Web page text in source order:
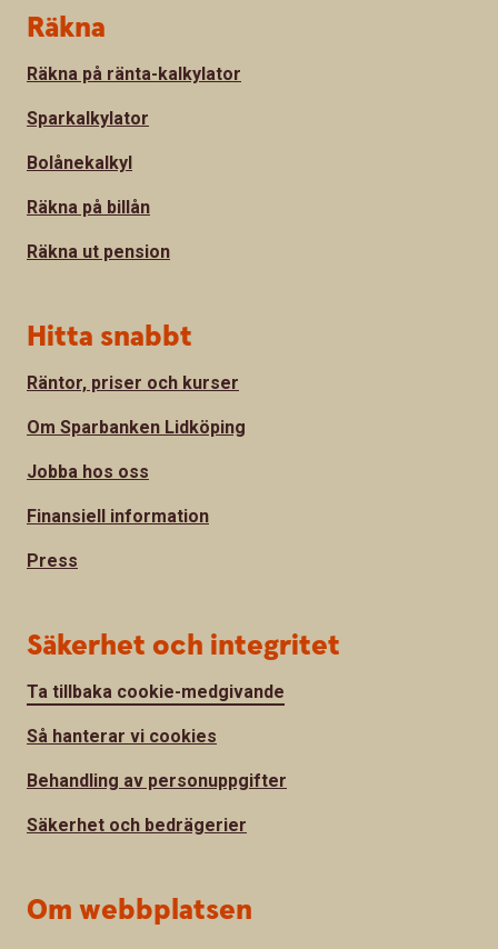
Sidfot
Räkna
Räkna på ränta-kalkylator
Sparkalkylator
Bolånekalkyl
Räkna på billån
Räkna ut pension
Hitta snabbt
Räntor, priser och kurser
Om Sparbanken Lidköping
Jobba hos oss
Finansiell information
Press
Säkerhet och integritet
Ta tillbaka cookie-medgivande
Så hanterar vi cookies
Behandling av personuppgifter
Säkerhet och bedrägerier
Om webbplatsen